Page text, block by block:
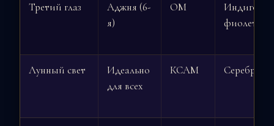
Третий глаз
Аджня (6-
я)
ОМ
Индиго,
Лунный свет
Идеально
для всех
КСАМ